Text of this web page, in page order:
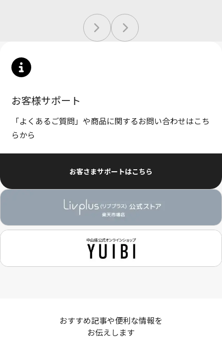
お客様サポート
「よくあるご質問」や商品に関するお問い合わせはこち
らから
お客さまサポートはこちら
おすすめ記事や便利な情報を
お伝えします